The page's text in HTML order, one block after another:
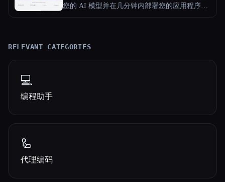
您的 AI 模型并在几分钟内部署您的应用程序。
处。
RELEVANT CATEGORIES
💻
编程助手
🦾
代理编码